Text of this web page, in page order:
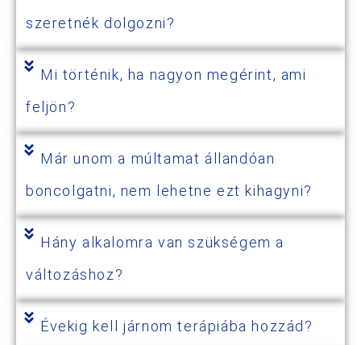
szeretnék dolgozni?
Mi történik, ha nagyon megérint, ami
feljön?
Már unom a múltamat állandóan
boncolgatni, nem lehetne ezt kihagyni?
Hány alkalomra van szükségem a
változáshoz?
Évekig kell járnom terápiába hozzád?